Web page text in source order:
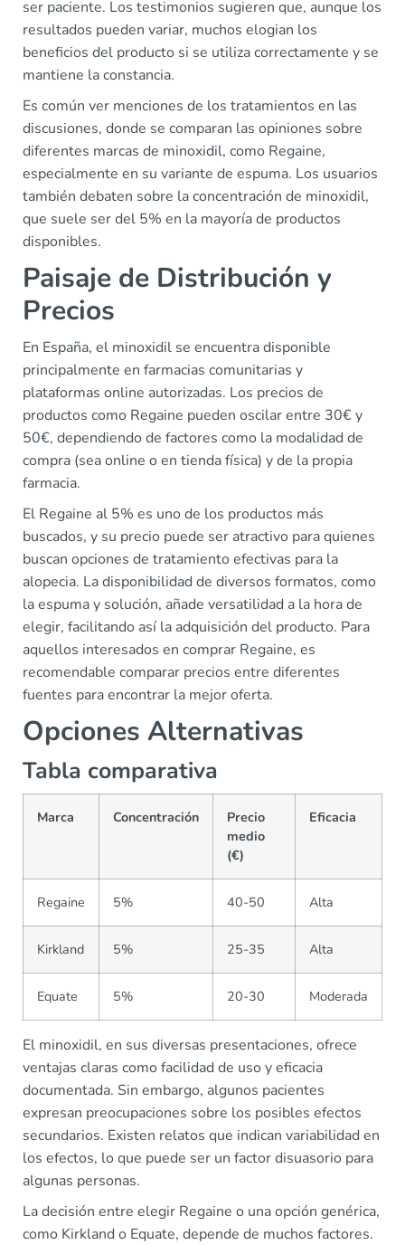
ser paciente. Los testimonios sugieren que, aunque los
resultados pueden variar, muchos elogian los
beneficios del producto si se utiliza correctamente y se
mantiene la constancia.
Es común ver menciones de los tratamientos en las
discusiones, donde se comparan las opiniones sobre
diferentes marcas de minoxidil, como Regaine,
especialmente en su variante de espuma. Los usuarios
también debaten sobre la concentración de minoxidil,
que suele ser del 5% en la mayoría de productos
disponibles.
Paisaje de Distribución y
Precios
En España, el minoxidil se encuentra disponible
principalmente en farmacias comunitarias y
plataformas online autorizadas. Los precios de
productos como Regaine pueden oscilar entre 30€ y
50€, dependiendo de factores como la modalidad de
compra (sea online o en tienda física) y de la propia
farmacia.
El Regaine al 5% es uno de los productos más
buscados, y su precio puede ser atractivo para quienes
buscan opciones de tratamiento efectivas para la
alopecia. La disponibilidad de diversos formatos, como
la espuma y solución, añade versatilidad a la hora de
elegir, facilitando así la adquisición del producto. Para
aquellos interesados en comprar Regaine, es
recomendable comparar precios entre diferentes
fuentes para encontrar la mejor oferta.
Opciones Alternativas
Tabla comparativa
Marca Concentración
Precio
medio
(€)
Eficacia
Regaine 5% 40-50 Alta
Kirkland 5% 25-35 Alta
Equate 5% 20-30 Moderada
El minoxidil, en sus diversas presentaciones, ofrece
ventajas claras como facilidad de uso y eficacia
documentada. Sin embargo, algunos pacientes
expresan preocupaciones sobre los posibles efectos
secundarios. Existen relatos que indican variabilidad en
los efectos, lo que puede ser un factor disuasorio para
algunas personas.
La decisión entre elegir Regaine o una opción genérica,
como Kirkland o Equate, depende de muchos factores.